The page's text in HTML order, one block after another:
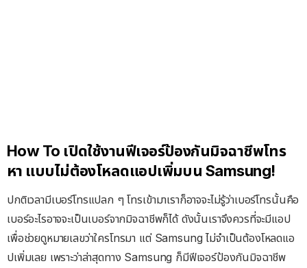
How To เปิดใช้งานฟีเจอร์ป้องกันมิจฉาชีพโทร
หา แบบไม่ต้องโหลดแอปเพิ่มบน Samsung!
ปกติเวลามีเบอร์โทรแปลก ๆ โทรเข้ามาเราก็อาจจะไม่รู้ว่าเบอร์โทรนั้นคือ
เบอร์อะไรอาจจะเป็นเบอร์จากมิจฉาชีพก็ได้ ดังนั้นเราจึงควรที่จะมีแอป
เพื่อช่วยดูหมายเลขว่าใครโทรมา แต่ Samsung ไม่จำเป็นต้องโหลดแอ
ปเพิ่มเลย เพราะว่าล่าสุดทาง Samsung ก็มีฟีเจอร์ป้องกันมิจฉาชีพ